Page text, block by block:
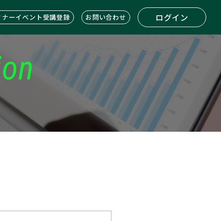
ナーイベント受講登録 お問い合わせ ログイン